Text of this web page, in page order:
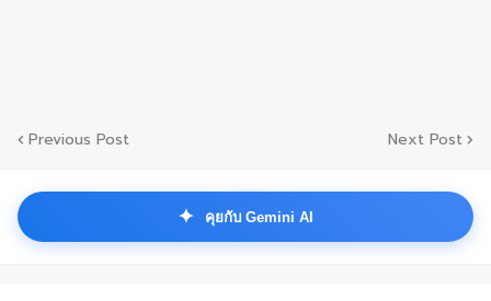
Previous Post Next Post
✦ คุยกับ Gemini AI